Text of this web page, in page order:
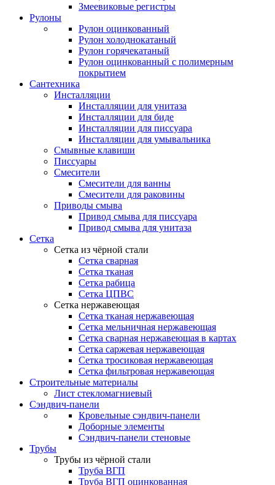
Змеевиковые регистры
Рулоны
Рулон оцинкованный
Рулон холоднокатаный
Рулон горячекатаный
Рулон оцинкованный с полимерным
покрытием
Сантехника
Инсталляции
Инсталляции для унитаза
Инсталляции для биде
Инсталляции для писсуара
Инсталляции для умывальника
Смывные клавиши
Писсуары
Смесители
Смесители для ванны
Смесители для раковины
Приводы смыва
Привод смыва для писсуара
Привод смыва для унитаза
Сетка
Сетка из чёрной стали
Сетка сварная
Сетка тканая
Сетка рабица
Сетка ЦПВС
Сетка нержавеющая
Сетка тканая нержавеющая
Сетка мельничная нержавеющая
Сетка сварная нержавеющая в картах
Сетка саржевая нержавеющая
Сетка тросиковая нержавеющая
Сетка фильтровая нержавеющая
Строительные материалы
Лист стекломагниевый
Сэндвич-панели
Кровельные сэндвич-панели
Доборные элементы
Сэндвич-панели стеновые
Трубы
Трубы из чёрной стали
Труба ВГП
Труба ВГП оцинкованная